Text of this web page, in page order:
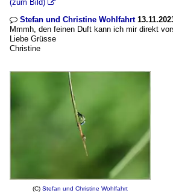
(zum Bild) 
 Stefan und Christine Wohlfahrt
Mmmh, den feinen Duft kann ich mir direkt
Liebe Grüsse
Christine
(C) Stefan und Christine Wohlfahrt